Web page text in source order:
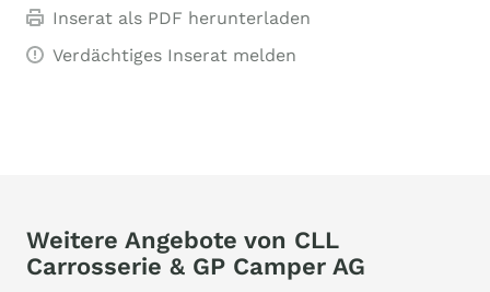
Inserat als PDF herunterladen
Verdächtiges Inserat melden
Weitere Angebote von CLL
Carrosserie & GP Camper AG